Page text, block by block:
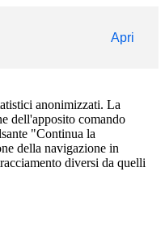
Apri
anonimizzati. La
dell'apposito comando
"Continua la
della navigazione in
diversi da quelli